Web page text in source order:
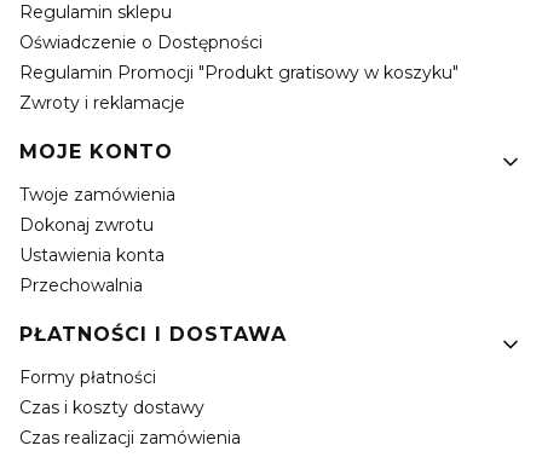
Regulamin sklepu
Oświadczenie o Dostępności
Regulamin Promocji "Produkt gratisowy w koszyku"
Zwroty i reklamacje
MOJE KONTO
Twoje zamówienia
Dokonaj zwrotu
Ustawienia konta
Przechowalnia
PŁATNOŚCI I DOSTAWA
Formy płatności
Czas i koszty dostawy
Czas realizacji zamówienia